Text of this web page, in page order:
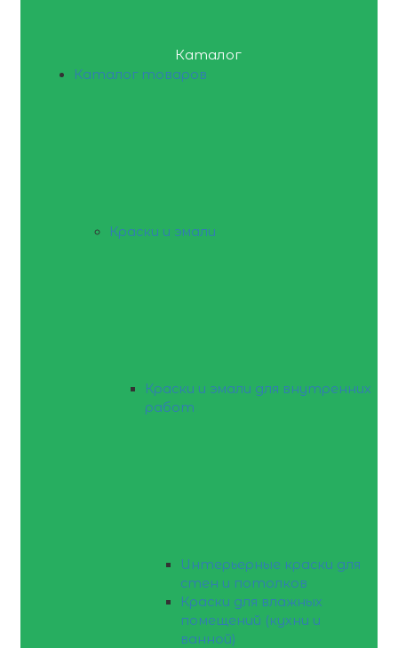
Каталог
Каталог товаров
Краски и эмали
Краски и эмали для внутренних
работ
Интерьерные краски для
стен и потолков
Краски для влажных
помещений (кухни и
ванной)